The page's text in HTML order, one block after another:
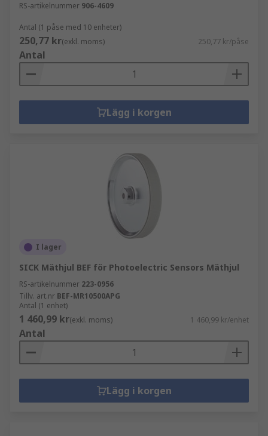
RS-artikelnummer 906-4609
Antal (1 påse med 10 enheter)
250,77 kr(exkl. moms) 250,77 kr/påse
Antal
Lägg i korgen
I lager
SICK Mäthjul BEF för Photoelectric Sensors Mäthjul
RS-artikelnummer 223-0956
Tillv. art.nr BEF-MR10500APG
Antal (1 enhet)
1 460,99 kr(exkl. moms) 1 460,99 kr/enhet
Antal
Lägg i korgen